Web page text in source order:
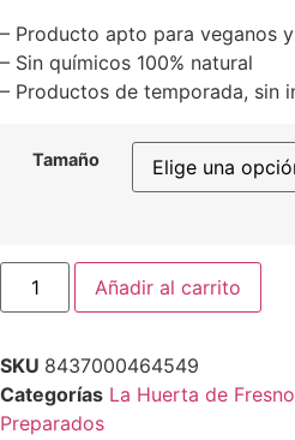
– Producto apto para veganos
– Sin químicos 100% natural
– Productos de temporada, sin
Tamaño
Añadir al carrito
SKU 8437000464549
Categorías La Huerta de Fresno
Preparados